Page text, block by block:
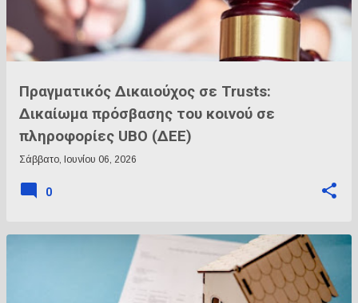
Πραγματικός Δικαιούχος σε Trusts:
Δικαίωμα πρόσβασης του κοινού σε
πληροφορίες UBO (ΔΕΕ)
Σάββατο, Ιουνίου 06, 2026
0